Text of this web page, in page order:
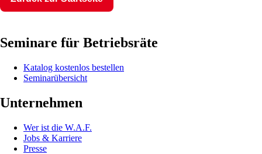
Seminare für Betriebsräte
Katalog kostenlos bestellen
Seminarübersicht
Unternehmen
Wer ist die W.A.F.
Jobs & Karriere
Presse